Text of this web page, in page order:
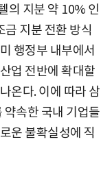
의 지분 약 10% 인
지분 전환 방식
행정부 내부에서
업 전반에 확대할
온다. 이에 따라 삼
속한 국내 기업들
운 불확실성에 직